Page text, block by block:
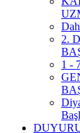
2.
1 -